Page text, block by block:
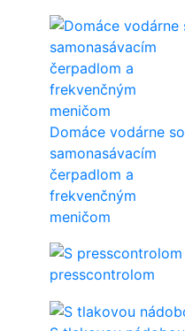
Domáce vodárne so
samonasávacím
čerpadlom a
frekvenčným
meničom
presscontrolom